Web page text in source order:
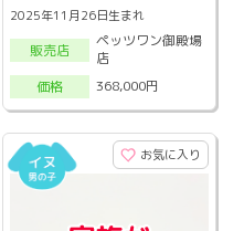
2025年11月26日生まれ
販売店
ペッツワン御殿場
店
価格
368,000円
お気に入り